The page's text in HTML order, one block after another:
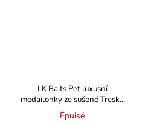
LK Baits Pet luxusní
medailonky ze sušené Tresky
s brusinkami, mrkví, dýní 40g
Épuisé